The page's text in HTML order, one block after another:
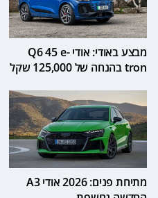
מבצע באודי: אודי Q6 45 e-
tron בהנחה של 125,000 שקל
מתיחת פנים: 2026 אודי A3